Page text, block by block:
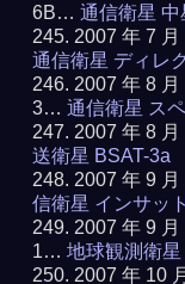
6B…通信衛星 中
2007 年 7
通信衛星 ディレ
2007 年 8
3…通信衛星 ス
2007 年 8
送衛星 BSAT-3a
2007 年 9
信衛星 インサッ
2007 年 9
1…地球観測衛
2007 年 10